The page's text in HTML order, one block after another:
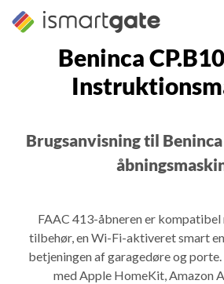
Spring
Beninca
Brugsanvisning til Beninca
FAAC 413-åbneren er kompatibel
tilbehør, en Wi-Fi-aktiveret smart
betjeningen af garagedøre og
med Apple HomeKit, Amazon